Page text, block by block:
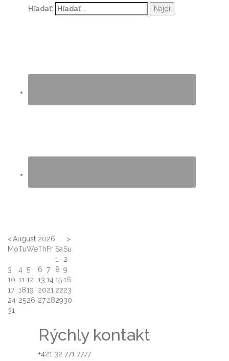
Hľadať:
<August 2026
>
MoTuWeThFr SaSu
1
2
3
4 5 6 7 8 9
10 11 12 13 141516
17 1819 2021 2223
24 2526 27282930
31
Rýchly kontakt
+421 32 771 7777